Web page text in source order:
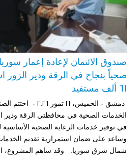
صندوق الائتمان لإعادة إعمار
صحياً بنجاح في الرقة ودير الزور
61 ألف مستفيد
دمشق - الخميس، 16
الخدمات الصحية في محافظتي الرقة ودير
في توفير خدمات الرعاية الصحية الأساسية
وساعد على ضمان استمرارية تقديم
شمال شرق سوريا. وقد ساهم المشروع،